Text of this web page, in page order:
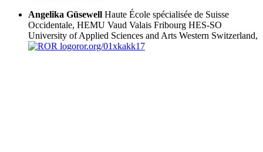
Angelika Güsewell Haute École spécialisée de Suisse
Occidentale, HEMU Vaud Valais Fribourg HES-SO
University of Applied Sciences and Arts Western Switzerland,
ror.org/01xkakk17